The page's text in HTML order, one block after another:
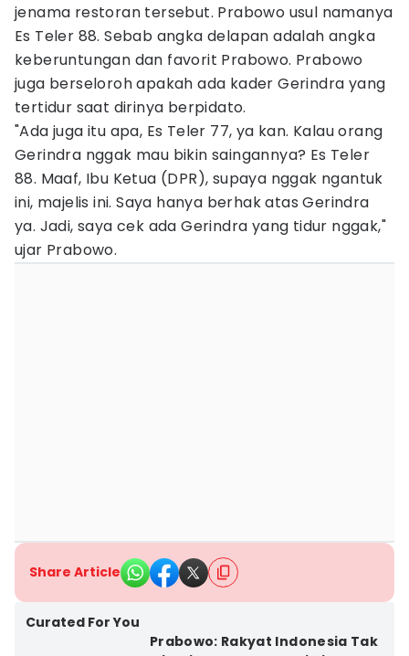
jenama restoran tersebut. Prabowo usul namanya
Es Teler 88. Sebab angka delapan adalah angka
keberuntungan dan favorit Prabowo. Prabowo
juga berseloroh apakah ada kader Gerindra yang
tertidur saat dirinya berpidato.
"Ada juga itu apa, Es Teler 77, ya kan. Kalau orang
Gerindra nggak mau bikin saingannya? Es Teler
88. Maaf, Ibu Ketua (DPR), supaya nggak ngantuk
ini, majelis ini. Saya hanya berhak atas Gerindra
ya. Jadi, saya cek ada Gerindra yang tidur nggak,"
ujar Prabowo.
Share Article
Curated For You
Prabowo: Rakyat Indonesia Tak